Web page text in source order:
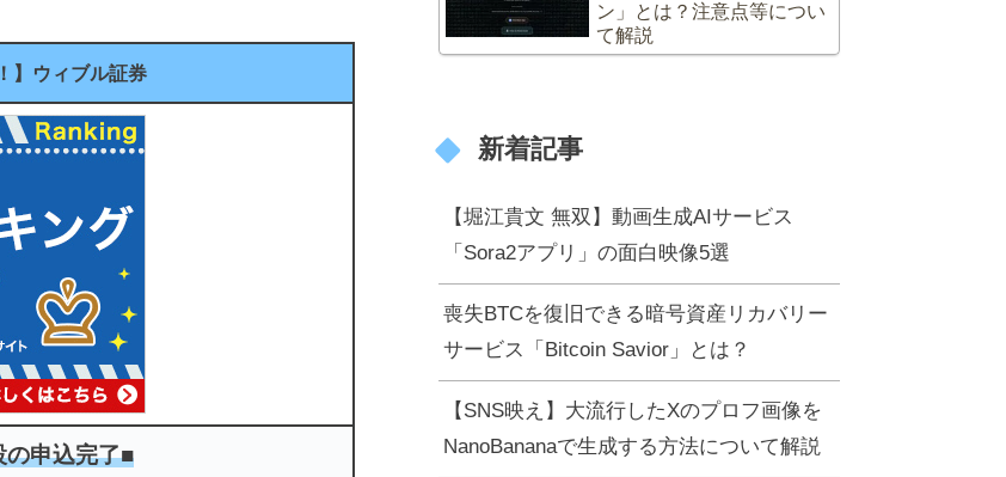
】ウィブル証券
の申込完了■
ン」とは？注意点等につい
て解説
新着記事
【堀江貴文 無双】動画生成AIサービス
「Sora2アプリ」の面白映像5選
喪失BTCを復旧できる暗号資産リカバリー
サービス「Bitcoin Savior」とは？
【SNS映え】大流行したXのプロフ画像を
NanoBananaで生成する方法について解説